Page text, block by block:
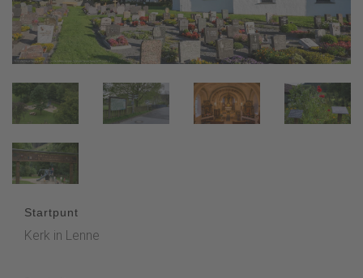
Startpunt
Kerk in Lenne